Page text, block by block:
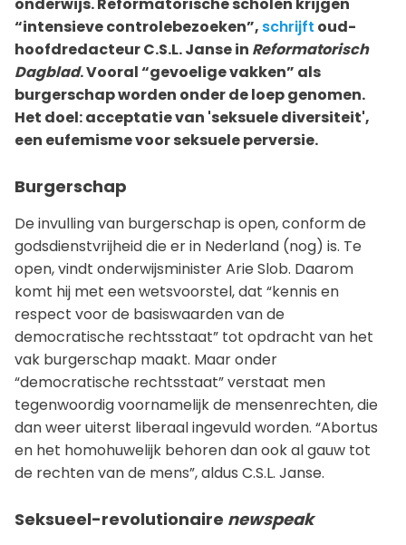
onderwijs. Reformatorische scholen krijgen
“intensieve controlebezoeken”, schrijft oud-
hoofdredacteur C.S.L. Janse in Reformatorisch
Dagblad. Vooral “gevoelige vakken” als
burgerschap worden onder de loep genomen.
Het doel: acceptatie van 'seksuele diversiteit',
een eufemisme voor seksuele perversie.
Burgerschap
De invulling van burgerschap is open, conform de
godsdienstvrijheid die er in Nederland (nog) is. Te
open, vindt onderwijsminister Arie Slob. Daarom
komt hij met een wetsvoorstel, dat “kennis en
respect voor de basiswaarden van de
democratische rechtsstaat” tot opdracht van het
vak burgerschap maakt. Maar onder
“democratische rechtsstaat” verstaat men
tegenwoordig voornamelijk de mensenrechten, die
dan weer uiterst liberaal ingevuld worden. “Abortus
en het homohuwelijk behoren dan ook al gauw tot
de rechten van de mens”, aldus C.S.L. Janse.
Seksueel-revolutionaire newspeak